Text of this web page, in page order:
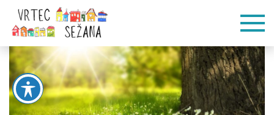
Skip
content
Sežana
Veliko pogumnih